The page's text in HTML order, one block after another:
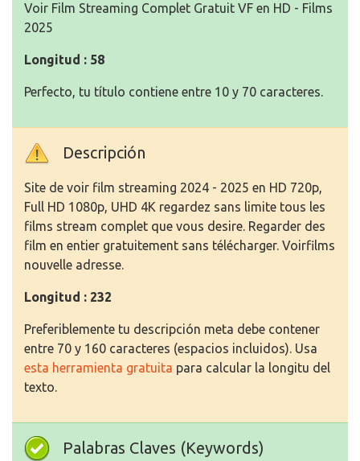
Voir Film Streaming Complet Gratuit VF en HD - Films
2025
Longitud : 58
Perfecto, tu título contiene entre 10 y 70 caracteres.
Descripción
Site de voir film streaming 2024 - 2025 en HD 720p,
Full HD 1080p, UHD 4K regardez sans limite tous les
films stream complet que vous desire. Regarder des
film en entier gratuitement sans télécharger. Voirfilms
nouvelle adresse.
Longitud : 232
Preferiblemente tu descripción meta debe contener
entre 70 y 160 caracteres (espacios incluidos). Usa
esta herramienta gratuita para calcular la longitu del
texto.
Palabras Claves (Keywords)